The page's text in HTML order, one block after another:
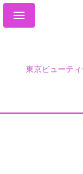
東京ビューテ